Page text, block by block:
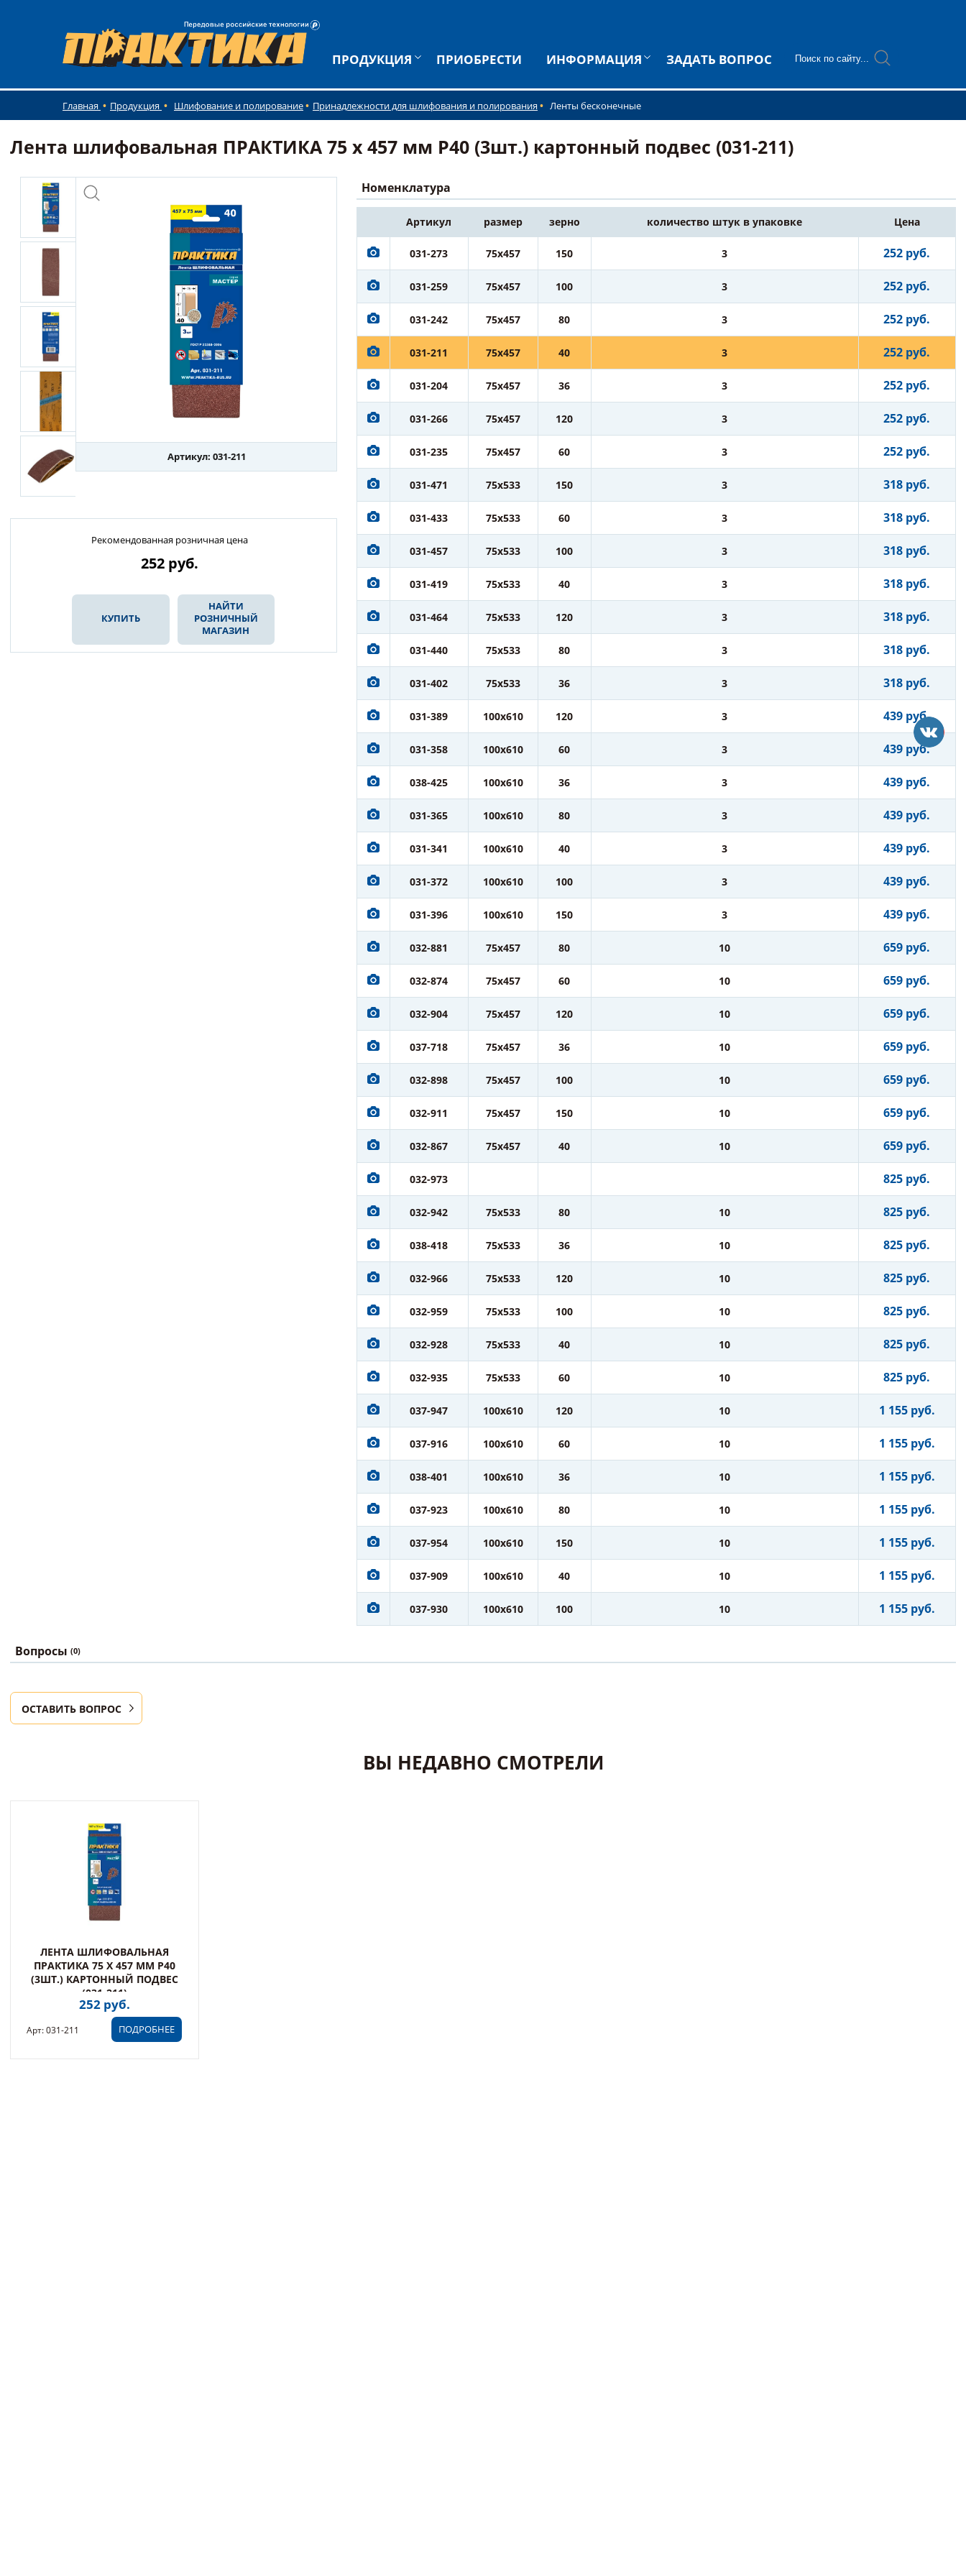
ПРОДУКЦИЯ ПРИОБРЕСТИ ИНФОРМАЦИЯ ЗАДАТЬ ВОПРОС
Главная Продукция Шлифование и полирование Принадлежности для шлифования и полирования Ленты бесконечные
Лента шлифовальная ПРАКТИКА 75 х 457 мм P40 (3шт.) картонный подвес (031-211)
Артикул: 031-211
Рекомендованная розничная цена
252 руб.
КУПИТЬ
НАЙТИ
РОЗНИЧНЫЙ
МАГАЗИН
Номенклатура
Артикул размер зерно количество штук в упаковке Цена
031-273 75x457 150 3 252 руб.
031-259 75x457 100 3 252 руб.
031-242 75x457 80 3 252 руб.
031-211 75x457 40 3 252 руб.
031-204 75x457 36 3 252 руб.
031-266 75x457 120 3 252 руб.
031-235 75x457 60 3 252 руб.
031-471 75x533 150 3 318 руб.
031-433 75x533 60 3 318 руб.
031-457 75x533 100 3 318 руб.
031-419 75x533 40 3 318 руб.
031-464 75x533 120 3 318 руб.
031-440 75x533 80 3 318 руб.
031-402 75x533 36 3 318 руб.
031-389 100x610 120 3 439 руб.
031-358 100x610 60 3 439 руб.
038-425 100x610 36 3 439 руб.
031-365 100x610 80 3 439 руб.
031-341 100x610 40 3 439 руб.
031-372 100x610 100 3 439 руб.
031-396 100x610 150 3 439 руб.
032-881 75x457 80 10 659 руб.
032-874 75x457 60 10 659 руб.
032-904 75x457 120 10 659 руб.
037-718 75x457 36 10 659 руб.
032-898 75x457 100 10 659 руб.
032-911 75x457 150 10 659 руб.
032-867 75x457 40 10 659 руб.
032-973 825 руб.
032-942 75x533 80 10 825 руб.
038-418 75x533 36 10 825 руб.
032-966 75x533 120 10 825 руб.
032-959 75x533 100 10 825 руб.
032-928 75x533 40 10 825 руб.
032-935 75x533 60 10 825 руб.
037-947 100x610 120 10 1 155 руб.
037-916 100x610 60 10 1 155 руб.
038-401 100x610 36 10 1 155 руб.
037-923 100x610 80 10 1 155 руб.
037-954 100x610 150 10 1 155 руб.
037-909 100x610 40 10 1 155 руб.
037-930 100x610 100 10 1 155 руб.
Вопросы (0)
ОСТАВИТЬ ВОПРОС
ВЫ НЕДАВНО СМОТРЕЛИ
ЛЕНТА ШЛИФОВАЛЬНАЯ
ПРАКТИКА 75 Х 457 ММ P40
(3ШТ.) КАРТОННЫЙ ПОДВЕС
(031-211)
252 руб.
ПОДРОБНЕЕ
Арт: 031-211